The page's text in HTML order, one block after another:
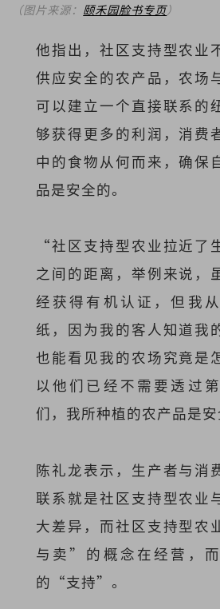
（图片来源： 颐禾园脸书专页）
他指出，社区支持型农业
供应安全的农产品，农场
可以建立一个直接联系的
够获得更多的利润，消费
中的食物从何而来，确保
品是安全的。
“社区支持型农业拉近了
之间的距离，举例来说，
经获得有机认证，但我
纸，因为我的客人知道我
也能看见我的农场究竟是
以他们已经不需要透过
们，我所种植的农产品是安
陈礼龙表示，生产者与消
联系就是社区支持型农业
大差异，而社区支持型农
与卖”的概念在经营，
的“支持”。